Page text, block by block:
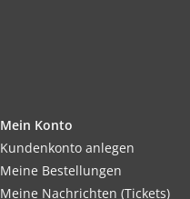
Mein Konto
Kundenkonto anlegen
Meine Bestellungen
Meine Nachrichten (Tickets)